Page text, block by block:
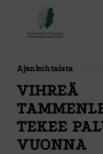
Ajankohtaista
VIHREÄ
TEKEE
VUONNA